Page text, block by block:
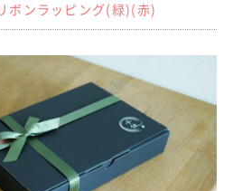
ンラッピング(緑)(赤)